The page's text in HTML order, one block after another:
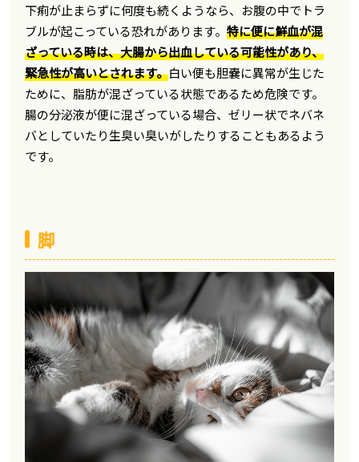
下痢が止まらずに何度も続くようなら、お腹の中でトラ
ブルが起こっている恐れがあります。特に便に鮮血が混
ざっている時は、大腸から出血している可能性があり、
緊急性が高いとされます。白い便も胆嚢に異常が生じた
ために、脂肪が混ざっている状態であるため危険です。
腸の分泌液が便に混ざっている場合、ゼリー状でネバネ
バとしていたり生臭い臭いがしたりすることもあるよう
です。
脚